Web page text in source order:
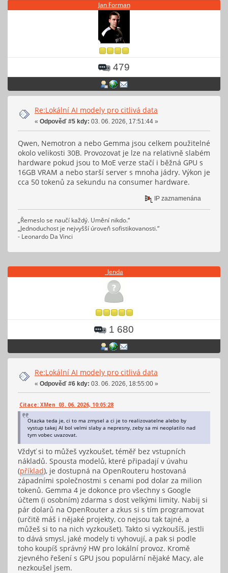
Jan Forman
479
Re:Lokální AI modely pro citlivá data
« Odpověď #5 kdy: 03. 06. 2026, 17:51:44 »
Qwen, Nemotron a nebo Gemma jsou celkem použitelné
okolo velikosti 30B. Provozovat je lze na relativně slabém
hardware pokud jsou to MoE verze stačí i běžná GPU s
16GB VRAM a nebo starší server s mnoha jádry. Výkon je
cca 50 tokenů za sekundu na consumer hardware.
IP zaznamenána
„Řemeslo se naučí každý. Umění nikdo.“
„Jednoduchost je nejvyšší úroveň sofistikovanosti.“
- Leonardo Da Vinci
_Jenda
1 680
Re:Lokální AI modely pro citlivá data
« Odpověď #6 kdy: 03. 06. 2026, 18:55:00 »
Citace: XMen 03. 06. 2026, 10:05:28
Otazka teda je, ci to ma zmysel a ci je to realizovatelne alebo by
vystup takej AI bol velmi slaby a nepresny, zeby sa mi neoplatilo nad
tym vobec uvazovat.
Vždyť si to můžeš vyzkoušet, téměř bez vstupních
nákladů. Spousta modelů, které připadají v úvahu
(příklad), je dostupná na OpenRouteru hostovaná
západními společnostmi s cenami pod dolar za milion
tokenů. Gemma 4 je dokonce pro všechny s Google
účtem (i osobním) zdarma s dost velkými limity. Nabij si
pár dolarů na OpenRouter a zkus si s tím programovat
(určitě máš i nějaké projekty, co nejsou tak tajné, a
můžeš si to na nich vyzkoušet). Takto si vyzkoušíš, jestli
to dává smysl, jaké modely ti vyhovují, a pak si podle
toho koupíš správný HW pro lokální provoz. Kromě
zjevného řešení s GPU jsou populární nějaké Macy, ale
nezkoušel jsem.